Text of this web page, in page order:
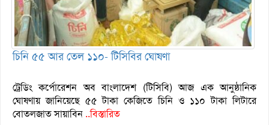
চিনি ৫৫ আর তেল ১১০- টিসিবির ঘোষণা
ট্রেডিং কর্পোরেশন অব বাংলাদেশ (টিসিবি) আজ এক আনুষ্ঠানিক
ঘোষণায় জানিয়েছে ৫৫ টাকা কেজিতে চিনি ও ১১০ টাকা লিটারে
বোতলজাত সায়াবিন ..বিস্তারিত